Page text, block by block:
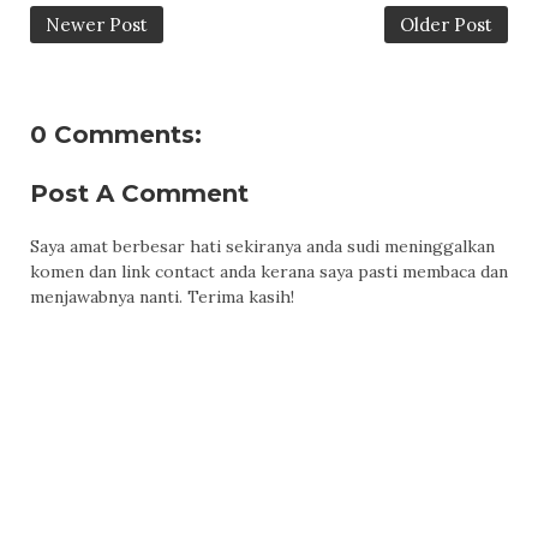
Newer Post Older Post
0 Comments:
Post A Comment
Saya amat berbesar hati sekiranya anda sudi meninggalkan
komen dan link contact anda kerana saya pasti membaca dan
menjawabnya nanti. Terima kasih!